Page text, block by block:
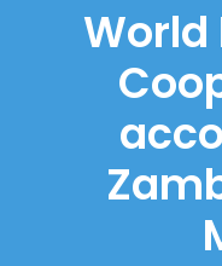
World